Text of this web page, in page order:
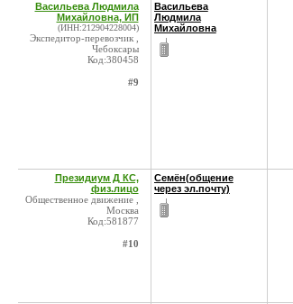
Васильева Людмила
Михайловна, ИП
(ИНН:212904228004)
Экспедитор-перевозчик ,
Чебоксары
Код:380458
#9
Васильева
Людмила
Михайловна
Президиум Д КС,
физ.лицо
Общественное движение ,
Москва
Код:581877
#10
Семён(общение
через эл.почту)